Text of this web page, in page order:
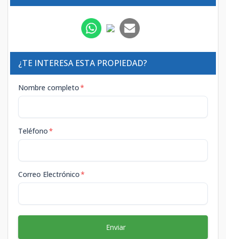
¿TE INTERESA ESTA PROPIEDAD?
Nombre completo*
Teléfono*
Correo Electrónico*
Enviar